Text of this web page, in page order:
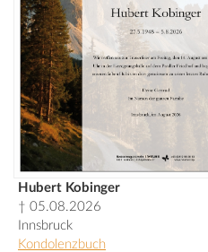
Hubert Kobinger
† 05.08.2026
Innsbruck
Kondolenzbuch